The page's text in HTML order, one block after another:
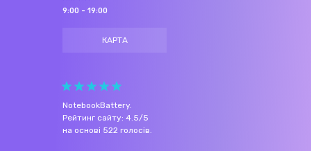
9:00 - 19:00
КАРТА
NotebookBattery.
Рейтинг сайту: 4.5/5
на основі 522 голосів.